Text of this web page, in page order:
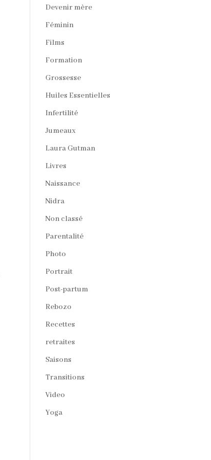
Devenir mère
Féminin
Films
Formation
Grossesse
Huiles Essentielles
Infertilité
Jumeaux
Laura Gutman
Livres
Naissance
Nidra
Non classé
Parentalité
Photo
Portrait
Post-partum
Rebozo
Recettes
retraites
Saisons
Transitions
Video
Yoga